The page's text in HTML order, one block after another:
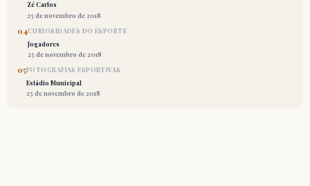
Zé Carlos
25 de novembro de 2018
04CURIOSIDADES DO ESPORTE
Jogadores
25 de novembro de 2018
05FOTOGRAFIAS ESPORTIVAS
Estádio Municipal
25 de novembro de 2018